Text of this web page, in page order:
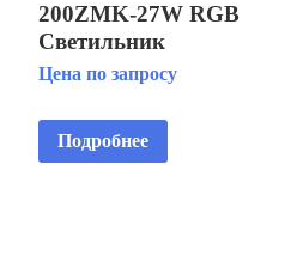
200ZMK-27W RGB
Светильник
светодиодный
установка на
фонтанную насадку
Цена по запросу
Подробнее